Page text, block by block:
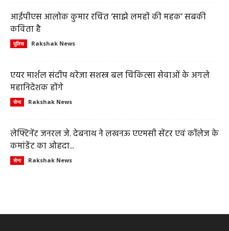
आईपीएस आलोक कुमार रचित ‘साझे लमहों की महक’ सबकी
कविता है
पुलिस Rakshak News
एयर मार्शल संदीप थरेजा सशस्त्र बल चिकित्सा सेवाओं के अगले
महानिदेशक होंगे
सेना Rakshak News
लेफ्टिनेंट जनरल जे. देबनाथ ने लखनऊ एएमसी सेंटर एवं कॉलेज के
कमांडेंट का ओहदा...
सेना Rakshak News